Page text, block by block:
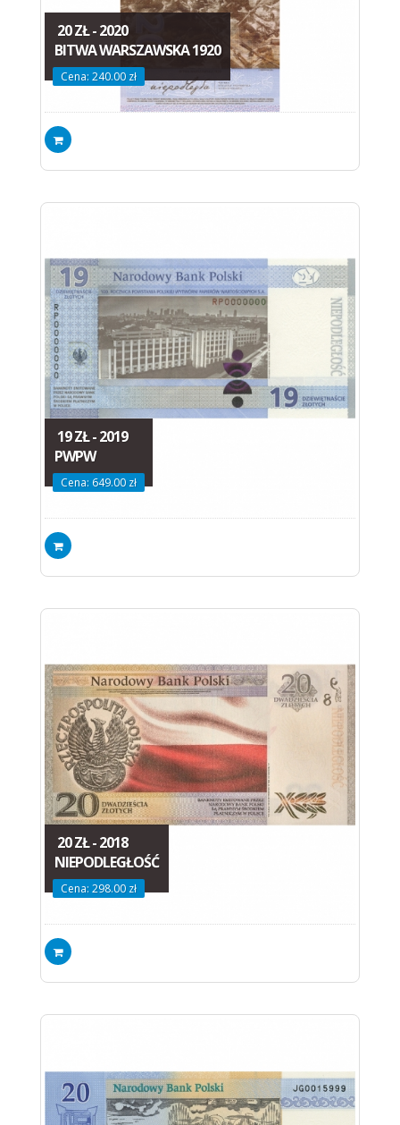
20 ZŁ - 2020
BITWA WARSZAWSKA 1920
Cena: 240.00 zł
19 ZŁ - 2019
PWPW
Cena: 649.00 zł
20 ZŁ - 2018
NIEPODLEGŁOŚĆ
Cena: 298.00 zł